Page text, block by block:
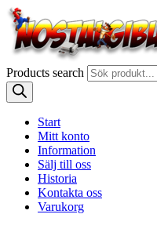
Products search
Start
Mitt konto
Information
Sälj till oss
Historia
Kontakta oss
Varukorg